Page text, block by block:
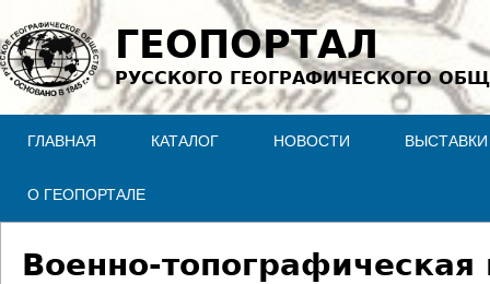
Jump to navigation
ГЕОПОРТАЛ
РУССКОГО ГЕОГРАФИЧЕСКОГО
ГЛАВНАЯ КАТАЛОГ НОВОСТИ ВЫСТАВКИ
О ГЕОПОРТАЛЕ
Военно-